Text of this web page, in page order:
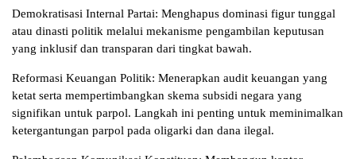
Demokratisasi Internal Partai: Menghapus dominasi figur tunggal
atau dinasti politik melalui mekanisme pengambilan keputusan
yang inklusif dan transparan dari tingkat bawah.
Reformasi Keuangan Politik: Menerapkan audit keuangan yang
ketat serta mempertimbangkan skema subsidi negara yang
signifikan untuk parpol. Langkah ini penting untuk meminimalkan
ketergantungan parpol pada oligarki dan dana ilegal.